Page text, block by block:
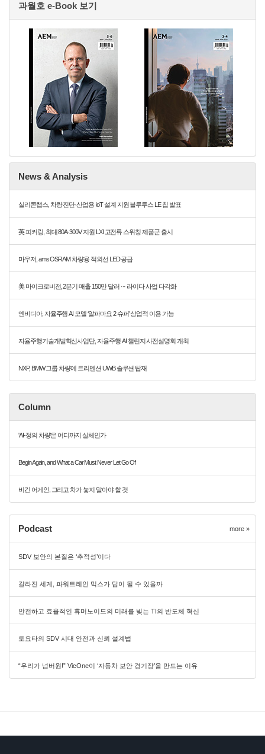
과월호 e-Book 보기
News & Analysis
실리콘랩스, 차량 진단·산업용 IoT 설계 지원 블루투스 LE 칩 발표
英 피커링, 최대 80A·300V 지원 LXI 고전류 스위칭 제품군 출시
마우저, ams OSRAM 차량용 적외선 LED 공급
美 마이크로비전, 2분기 매출 150만 달러 ··· 라이다 사업 다각화
엔비디아, 자율주행 AI 모델 ‘알파마요 2 슈퍼’ 상업적 이용 가능
자율주행기술개발혁신사업단, 자율주행 AI 챌린지 사전설명회 개최
NXP, BMW 그룹 차량에 트리멘션 UWB 솔루션 탑재
Column
'AI-정의 차량'은 어디까지 실체인가
Begin Again, and What a Car Must Never Let Go Of
비긴 어게인, 그리고 차가 놓지 말아야 할 것
Podcast more »
SDV 보안의 본질은 ‘추적성’이다
갈라진 세계, 파워트레인 믹스가 답이 될 수 있을까
안전하고 효율적인 휴머노이드의 미래를 빚는 TI의 반도체 혁신
토요타의 SDV 시대 안전과 신뢰 설계법
“우리가 넘버원!” VicOne이 ‘자동차 보안 경기장’을 만드는 이유